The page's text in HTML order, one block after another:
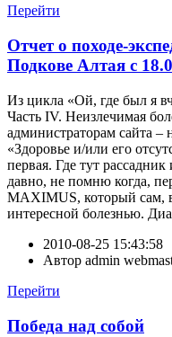
Перейти
Отчет о походе-
Подкове Алтая с
Из цикла «Ой, где был я
Часть IV. Неизлечимая
администраторам сайта –
«Здоровье и/или его
первая. Где тут
давно, не помню когда,
MAXIMUS, который сам,
интересной болезнью.
2010-08-25 15:43:58
Автор admin
Перейти
Победа над собой